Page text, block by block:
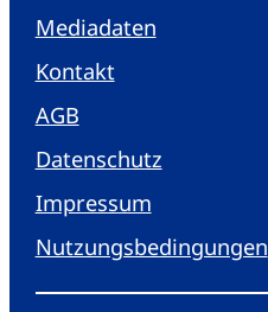
Mediadaten
Kontakt
AGB
Datenschutz
Impressum
Nutzungsbedingungen